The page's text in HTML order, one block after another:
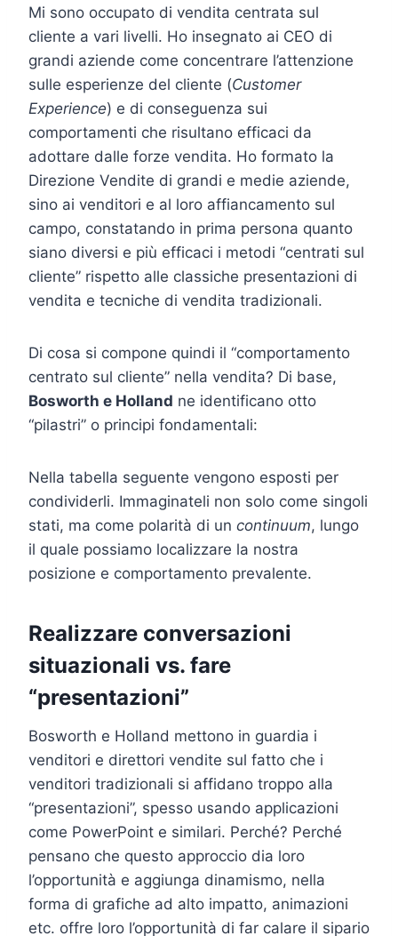
Mi sono occupato di vendita centrata sul
cliente a vari livelli. Ho insegnato ai CEO di
grandi aziende come concentrare l’attenzione
sulle esperienze del cliente (Customer
Experience) e di conseguenza sui
comportamenti che risultano efficaci da
adottare dalle forze vendita. Ho formato la
Direzione Vendite di grandi e medie aziende,
sino ai venditori e al loro affiancamento sul
campo, constatando in prima persona quanto
siano diversi e più efficaci i metodi “centrati sul
cliente” rispetto alle classiche presentazioni di
vendita e tecniche di vendita tradizionali.
Di cosa si compone quindi il “comportamento
centrato sul cliente” nella vendita? Di base,
Bosworth e Holland ne identificano otto
“pilastri” o principi fondamentali:
Nella tabella seguente vengono esposti per
condividerli. Immaginateli non solo come singoli
stati, ma come polarità di un continuum, lungo
il quale possiamo localizzare la nostra
posizione e comportamento prevalente.
Realizzare conversazioni
situazionali vs. fare
“presentazioni”
Bosworth e Holland mettono in guardia i
venditori e direttori vendite sul fatto che i
venditori tradizionali si affidano troppo alla
“presentazioni”, spesso usando applicazioni
come PowerPoint e similari. Perché? Perché
pensano che questo approccio dia loro
l’opportunità e aggiunga dinamismo, nella
forma di grafiche ad alto impatto, animazioni
etc. offre loro l’opportunità di far calare il sipario